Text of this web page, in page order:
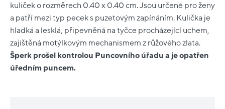
kuliček o rozměrech 0.40 x 0.40 cm. Jsou určené pro ženy
a patří mezi typ pecek s puzetovým zapínáním. Kulička je
hladká a lesklá, připevněná na tyčce procházející uchem,
zajištěná motýlkovým mechanismem z růžového zlata.
Šperk prošel kontrolou Puncovního úřadu a je opatřen
úředním puncem.